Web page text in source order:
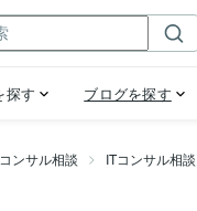
ンサル相談 ITコンサル相談